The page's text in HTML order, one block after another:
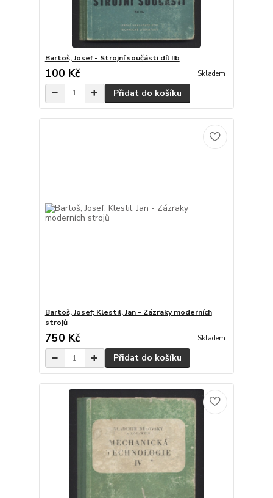
Bartoš, Josef - Strojní součásti díl IIb
100 Kč Skladem
Přidat do košíku
Bartoš, Josef; Klestil, Jan - Zázraky moderních
strojů
750 Kč Skladem
Přidat do košíku